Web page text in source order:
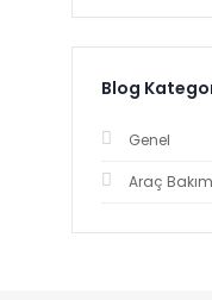
Blog
Genel
Araç